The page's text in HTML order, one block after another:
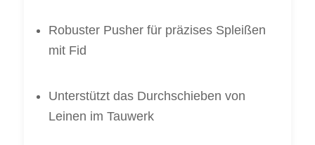
Robuster Pusher für präzises Spleißen
mit Fid
Unterstützt das Durchschieben von
Leinen im Tauwerk